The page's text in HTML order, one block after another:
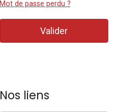
Mot de passe perdu ?
Valider
Nos liens